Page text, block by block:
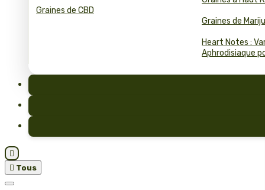
Graines de CBD
Graines de
Heart Notes :
Aphrodisiaque

 Tous